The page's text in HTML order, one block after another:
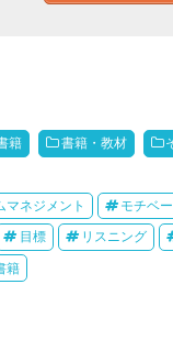
籍 書籍・教材
マネジメント モチベ
目標 リスニング
籍